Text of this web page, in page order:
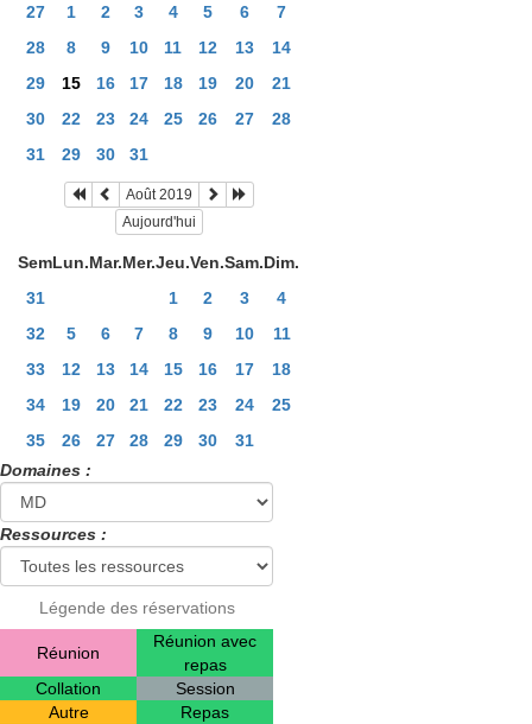
27
1 2 3 4 5 6
7
28
8 9 10 11 12 13
14
29
15 16 17 18 19 20
21
30
22 23 24 25 26 27
28
31
29 30 31
Août 2019
Aujourd'hui
SemLun.Mar.Mer.Jeu.Ven.Sam.Dim.
31
1 2 3
4
32
5 6 7 8 9 10
11
33
12 13 14 15 16 17
18
34
19 20 21 22 23 24
25
35
26 27 28 29 30
31
Domaines :
Ressources :
Légende des réservations
Réunion
Réunion avec
repas
Collation
Session
Autre
Repas